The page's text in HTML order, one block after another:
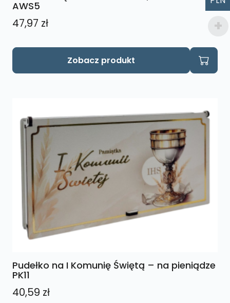
AWS5
47,97 zł
Zobacz produkt
Pudełko na I Komunię Świętą – na pieniądze
PK11
40,59 zł